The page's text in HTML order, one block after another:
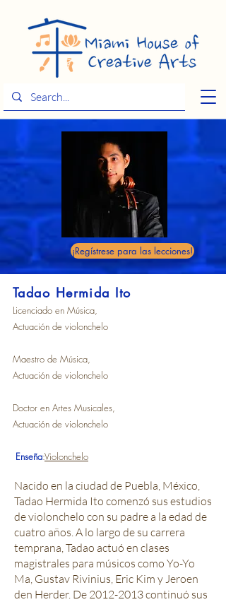
¡Regístrese para las lecciones!
Tadao Hermida Ito
Licenciado en Música,
Actuación de violonchelo
Maestro de Música,
Actuación de violonchelo
Doctor en Artes Musicales,
Actuación de violonchelo
Enseña:Violonchelo
Nacido en la ciudad de Puebla, México,
Tadao Hermida Ito comenzó sus estudios
de violonchelo con su padre a la edad de
cuatro años. A lo largo de su carrera
temprana, Tadao actuó en clases
magistrales para músicos como Yo-Yo
Ma, Gustav Rivinius, Eric Kim y Jeroen
den Herder. De 2012-2013continuó sus